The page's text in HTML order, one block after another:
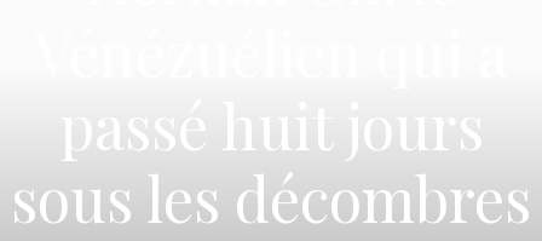
passé huit jours
sous les décombres